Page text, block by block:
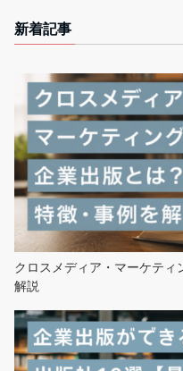
新着記事
クロスメディア・マーケティ
解説